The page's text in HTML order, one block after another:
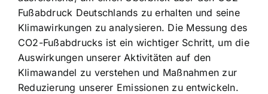
Fußabdruck Deutschlands zu erhalten und seine
Klimawirkungen zu analysieren. Die Messung des
CO2-Fußabdrucks ist ein wichtiger Schritt, um die
Auswirkungen unserer Aktivitäten auf den
Klimawandel zu verstehen und Maßnahmen zur
Reduzierung unserer Emissionen zu entwickeln.